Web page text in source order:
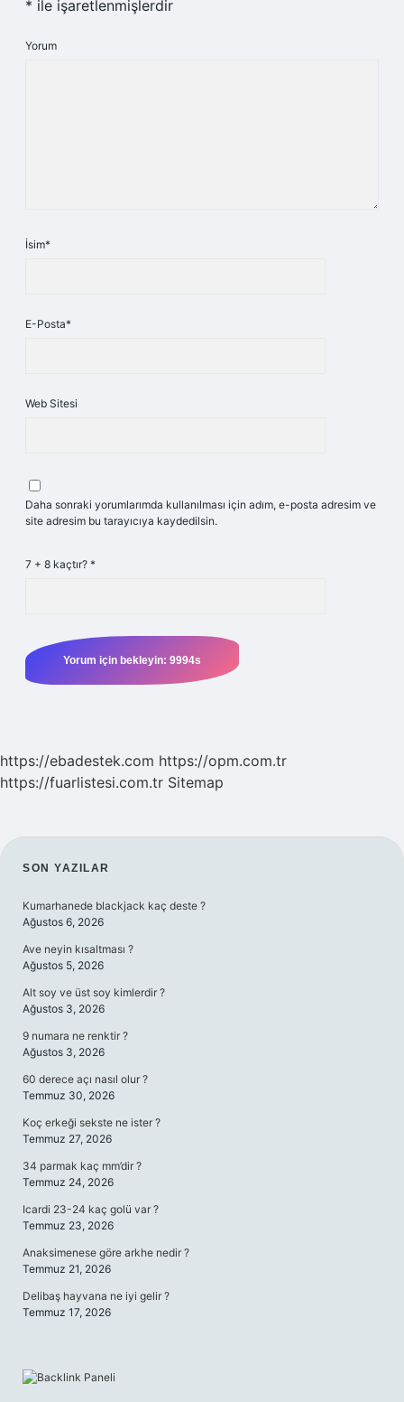
* ile işaretlenmişlerdir
Yorum
İsim*
E-Posta*
Web Sitesi
Daha sonraki yorumlarımda kullanılması için adım, e-posta adresim ve
site adresim bu tarayıcıya kaydedilsin.
7 + 8 kaçtır? *
https://ebadestek.com https://opm.com.tr
https://fuarlistesi.com.tr Sitemap
SIDEBAR
SON YAZILAR
Kumarhanede blackjack kaç deste ?
Ağustos 6, 2026
Ave neyin kısaltması ?
Ağustos 5, 2026
Alt soy ve üst soy kimlerdir ?
Ağustos 3, 2026
9 numara ne renktir ?
Ağustos 3, 2026
60 derece açı nasıl olur ?
Temmuz 30, 2026
Koç erkeği sekste ne ister ?
Temmuz 27, 2026
34 parmak kaç mm’dir ?
Temmuz 24, 2026
Icardi 23-24 kaç golü var ?
Temmuz 23, 2026
Anaksimenese göre arkhe nedir ?
Temmuz 21, 2026
Delibaş hayvana ne iyi gelir ?
Temmuz 17, 2026